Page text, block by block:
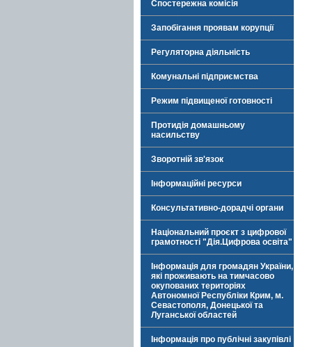
Спостережна комісія
Запобігання проявам корупції
Регуляторна діяльність
Комунальні підприємства
Режим підвищеної готовності
Протидія домашньому
насильству
Зворотній зв'язок
Інформаційні ресурси
Консультативно-дорадчі органи
Національний проєкт з цифрової
грамотності "Дія.Цифрова освіта"
Інформація для громадян України,
які проживають на тимчасово
окупованих територіях
Автономної Республіки Крим, м.
Севастополя, Донецької та
Луганської областей
Інформація про публічні закупівлі